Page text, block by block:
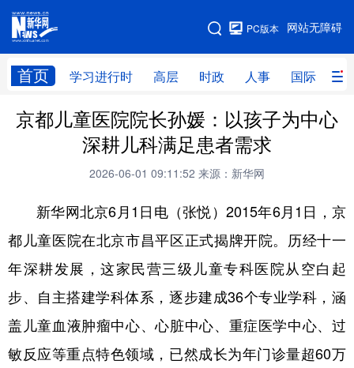
网站无障碍
PC版本
首页 学习进行时 高层 时政 人事 国际 财
网站地图
学习进行时 高层 时政 人事
财经 网评
科技 科创 量子 体育
书画 健康
法律 中央文件 汽车
食品 人居 信息化 数字经济
京都儿童医院院长孙媛：以孩子为中心
深耕儿科满足患者需求
2026-06-01 09:11:52 来源：新华网
新华网北京6月1日电（张悦）2015年6月1日，京
都儿童医院在北京市昌平区正式揭牌开院。历经十一
年深耕发展，这家民营三级儿童专科医院从空白起
步、自主搭建学科体系，逐步建成36个专业学科，涵
盖儿童血液肿瘤中心、心脏中心、重症医学中心、过
敏反应等重点特色领域，已然成长为年门诊量超60万